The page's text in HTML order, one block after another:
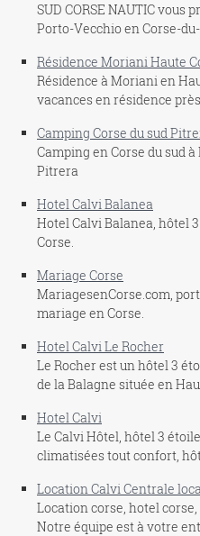
SUD CORSE NAUTIC vous
Porto-Vecchio en Corse-
Résidence Moriani Haute
Résidence à Moriani en
vacances en résidence
Camping Corse du sud
Camping en Corse du sud
Pitrera
Hotel Calvi Balanea
Hotel Calvi Balanea, hôtel
Corse.
Mariage Corse
MariagesenCorse.com,
mariage en Corse.
Hotel Calvi Le Rocher
Le Rocher est un hôtel 3
de la Balagne située en
Hotel Calvi
Le Calvi Hôtel, hôtel 3
climatisées tout confort,
Location Calvi Centrale
Location corse, hotel
Notre équipe est à votre